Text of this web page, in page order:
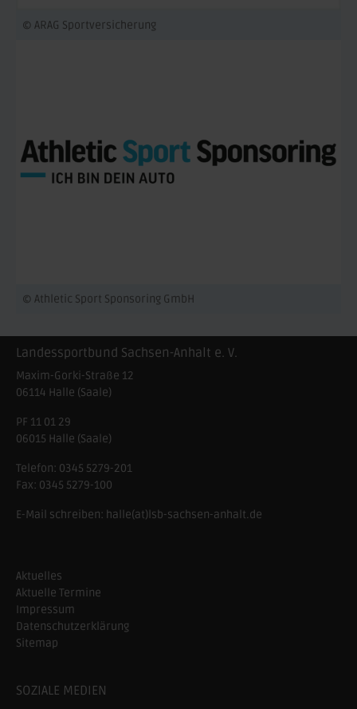
© ARAG Sportversicherung
© Athletic Sport Sponsoring GmbH
Landessportbund Sachsen-Anhalt e. V.
Maxim-Gorki-Straße 12
06114 Halle (Saale)
PF 11 01 29
06015 Halle (Saale)
Telefon: 0345 5279-201
Fax: 0345 5279-100
E-Mail schreiben: halle(at)lsb-sachsen-anhalt.de
Aktuelles
Aktuelle Termine
Impressum
Datenschutzerklärung
Sitemap
SOZIALE MEDIEN